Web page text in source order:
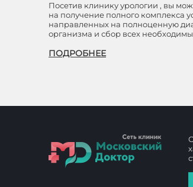
Посетив клинику урологии , вы
на получение полного комплекса
направленных на полноценную
организма и сбор всех
ПОДРОБНЕЕ